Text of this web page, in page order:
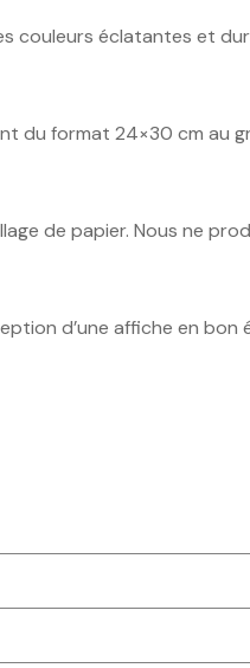
couleurs éclatantes et
du format 24×30 cm au
de papier. Nous ne
d’une affiche en bon